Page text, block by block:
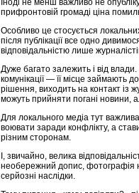
Іноді не менш важливо не
прифронтовій громаді ціна
Особливо це стосується
після публікації все одно
відповідальністю лише
Дуже багато залежить і від
комунікації — її місце
рішення, виходить на контакт із
можуть прийняти погані новини,
Для локального медіа тут
воювати заради конфлікту, а
різним сторонам.
І, звичайно, велика
необережний допис, фотографія
серйозні наслідки.